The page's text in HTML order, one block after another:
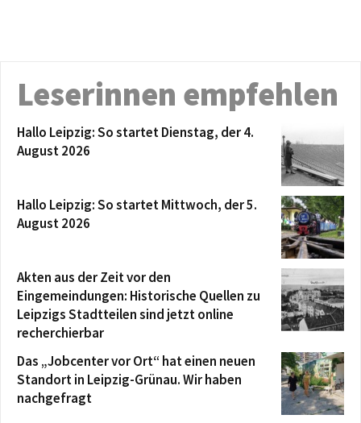
Leserinnen empfehlen
Hallo Leipzig: So startet Dienstag, der 4.
August 2026
Hallo Leipzig: So startet Mittwoch, der 5.
August 2026
Akten aus der Zeit vor den
Eingemeindungen: Historische Quellen zu
Leipzigs Stadtteilen sind jetzt online
recherchierbar
Das „Jobcenter vor Ort“ hat einen neuen
Standort in Leipzig-Grünau. Wir haben
nachgefragt